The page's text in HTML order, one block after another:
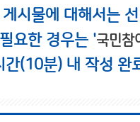
시물에 대해서는
요한 경우는 '국민참
간(10분) 내 작성 완